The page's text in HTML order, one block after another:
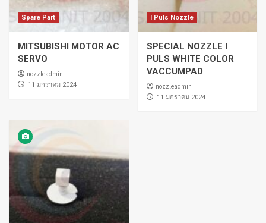
Spare Part
MITSUBISHI MOTOR AC
SERVO
nozzleadmin
่11 มกราคม 2024
I Puls Nozzle
SPECIAL NOZZLE I
PULS WHITE COLOR
VACCUMPAD
nozzleadmin
่11 มกราคม 2024